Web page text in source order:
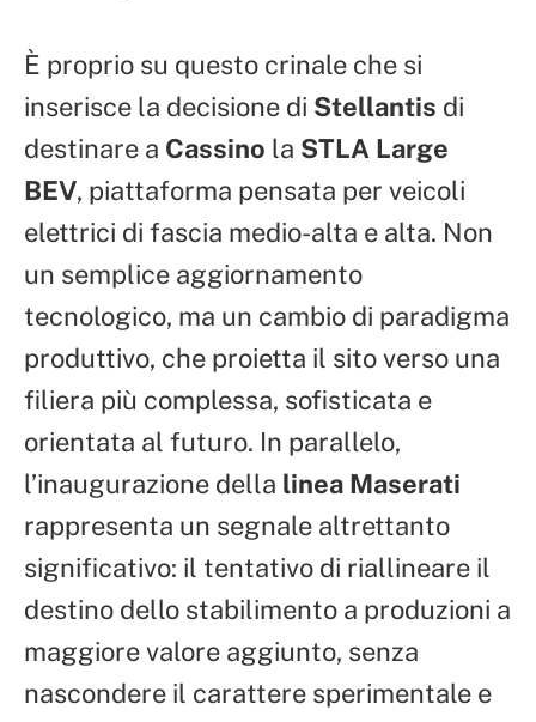
È proprio su questo crinale che si
inserisce la decisione di Stellantis di
destinare a Cassino la STLA Large
BEV, piattaforma pensata per veicoli
elettrici di fascia medio-alta e alta. Non
un semplice aggiornamento
tecnologico, ma un cambio di paradigma
produttivo, che proietta il sito verso una
filiera più complessa, sofisticata e
orientata al futuro. In parallelo,
l’inaugurazione della linea Maserati
rappresenta un segnale altrettanto
significativo: il tentativo di riallineare il
destino dello stabilimento a produzioni a
maggiore valore aggiunto, senza
nascondere il carattere sperimentale e